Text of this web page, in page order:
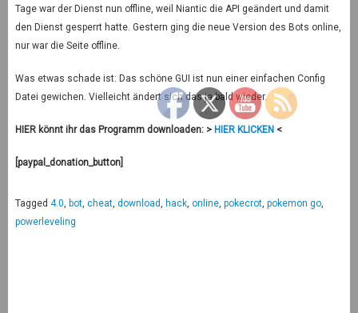
Tage war der Dienst nun offline, weil Niantic die API geändert und damit
den Dienst gesperrt hatte. Gestern ging die neue Version des Bots online,
nur war die Seite offline.
Was etwas schade ist: Das schöne GUI ist nun einer einfachen Config
Datei gewichen. Vielleicht ändert sich das ja bald wieder.
HIER könnt ihr das Programm downloaden: > HIER KLICKEN <
[paypal_donation_button]
Tagged 4.0, bot, cheat, download, hack, online, pokecrot, pokemon go,
powerleveling